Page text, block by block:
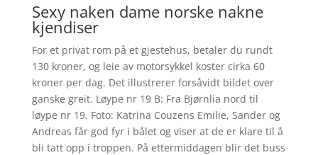
Sexy naken dame norske nakne
kjendiser
For et privat rom på et gjestehus, betaler du rundt
130 kroner, og leie av motorsykkel koster cirka 60
kroner per dag. Det illustrerer forsåvidt bildet over
ganske greit. Løype nr 19 B: Fra Bjørnlia nord til
løype nr 19. Foto: Katrina Couzens Emilie, Sander og
Andreas får god fyr i bålet og viser at de er klare til å
bli tatt opp i troppen. På ettermiddagen blir det buss